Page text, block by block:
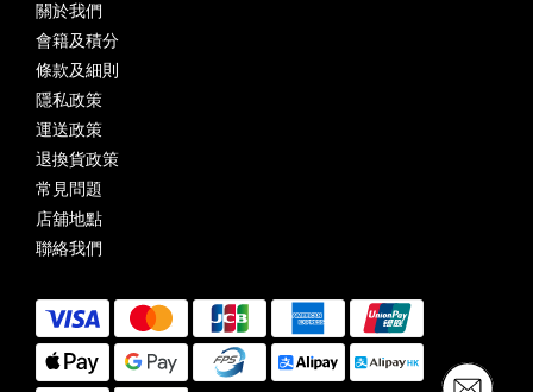
關於我們
會籍及積分
條款及細則
隱私政策
運送政策
退換貨政策
常見問題
店舖地點
聯絡我們